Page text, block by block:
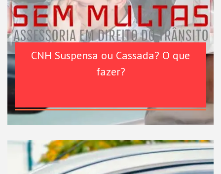
CNH Suspensa ou Cassada? O que
fazer?